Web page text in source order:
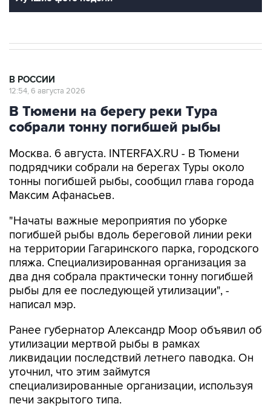
В РОССИИ
12:54, 6 августа 2026
В Тюмени на берегу реки Тура
собрали тонну погибшей рыбы
Москва. 6 августа. INTERFAX.RU - В Тюмени
подрядчики собрали на берегах Туры около
тонны погибшей рыбы, сообщил глава города
Максим Афанасьев.
"Начаты важные мероприятия по уборке
погибшей рыбы вдоль береговой линии реки
на территории Гагаринского парка, городского
пляжа. Специализированная организация за
два дня собрала практически тонну погибшей
рыбы для ее последующей утилизации", -
написал мэр.
Ранее губернатор Александр Моор объявил об
утилизации мертвой рыбы в рамках
ликвидации последствий летнего паводка. Он
уточнил, что этим займутся
специализированные организации, используя
печи закрытого типа.